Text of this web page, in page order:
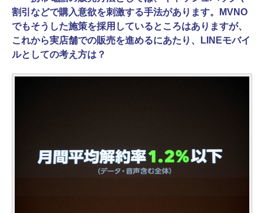
割引などで購入意欲を刺激する手法があります。MVNO
でもそうした施策を採用しているところはありますが、
これから実店舗での販売を進めるにあたり、LINEモバイ
ルとしての考え方は？